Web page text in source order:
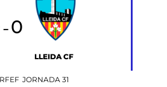
-0
LLEIDA CF
JORNADA 31